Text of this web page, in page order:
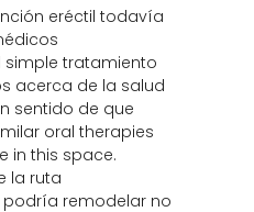
eréctil todavía
tratamiento
acerca de la salud
sentido de que
oral therapies
in this space.
la ruta
remodelar no